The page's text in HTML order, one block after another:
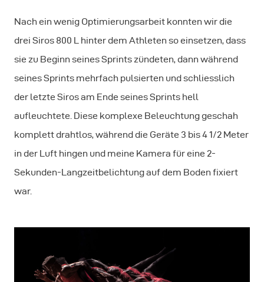
Nach ein wenig Optimierungsarbeit konnten wir die
drei Siros 800 L hinter dem Athleten so einsetzen, dass
sie zu Beginn seines Sprints zündeten, dann während
seines Sprints mehrfach pulsierten und schliesslich
der letzte Siros am Ende seines Sprints hell
aufleuchtete. Diese komplexe Beleuchtung geschah
komplett drahtlos, während die Geräte 3 bis 4 1/2 Meter
in der Luft hingen und meine Kamera für eine 2-
Sekunden-Langzeitbelichtung auf dem Boden fixiert
war.